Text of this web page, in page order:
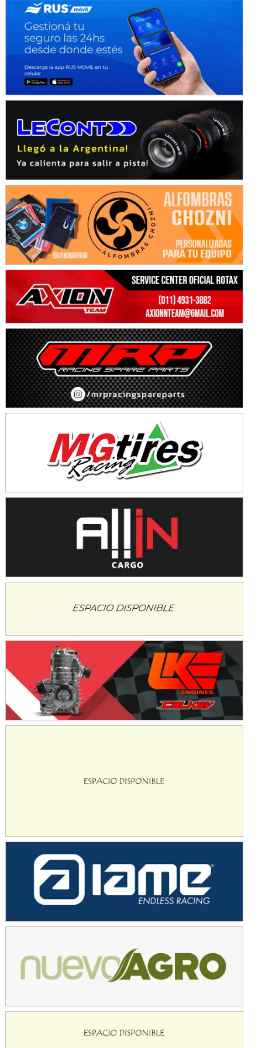
KDO - F6
Ciudad de Trenque Lauquen (Asfalto)
Trenque Lauquen (Buenos Aires)
ENTRERRIANO - F6 (POSTERGADA)
Parque de la Velocidad (Asfalto)
El Cerro (Tierra)
Victoria (Entre Ríos)
Moto Club Reginense (Tierra)
Gral. E. Godoy (Río Negro)
CSK - F7
Juventud Unida (Tierra)
Humboldt (Santa Fe)
NORESTE SANTAFESINO - F6
Ciudad de Avellaneda (Asfalto)
Avellaneda (Santa Fe)
SUR SANTAFESINO - F4
José Samuel Sánchez (Tierra)
Rufino (Santa Fe)
TUCUMANO - F5
Juan Navarro (Asfalto)
El Timbó (Tucumán)